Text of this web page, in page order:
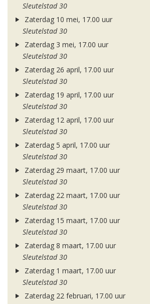
Sleutelstad 30
Zaterdag 10 mei, 17.00 uur
Sleutelstad 30
Zaterdag 3 mei, 17.00 uur
Sleutelstad 30
Zaterdag 26 april, 17.00 uur
Sleutelstad 30
Zaterdag 19 april, 17.00 uur
Sleutelstad 30
Zaterdag 12 april, 17.00 uur
Sleutelstad 30
Zaterdag 5 april, 17.00 uur
Sleutelstad 30
Zaterdag 29 maart, 17.00 uur
Sleutelstad 30
Zaterdag 22 maart, 17.00 uur
Sleutelstad 30
Zaterdag 15 maart, 17.00 uur
Sleutelstad 30
Zaterdag 8 maart, 17.00 uur
Sleutelstad 30
Zaterdag 1 maart, 17.00 uur
Sleutelstad 30
Zaterdag 22 februari, 17.00 uur